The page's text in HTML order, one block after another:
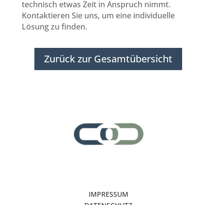
technisch etwas Zeit in Anspruch nimmt.
Kontaktieren Sie uns, um eine individuelle
Lösung zu finden.
Zurück zur Gesamtübersicht
IMPRESSUM